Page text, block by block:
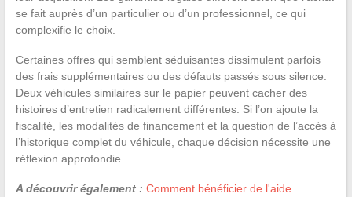
se fait auprès d’un particulier ou d’un professionnel, ce qui
complexifie le choix.
Certaines offres qui semblent séduisantes dissimulent parfois
des frais supplémentaires ou des défauts passés sous silence.
Deux véhicules similaires sur le papier peuvent cacher des
histoires d’entretien radicalement différentes. Si l’on ajoute la
fiscalité, les modalités de financement et la question de l’accès à
l’historique complet du véhicule, chaque décision nécessite une
réflexion approfondie.
A découvrir également : Comment bénéficier de l'aide